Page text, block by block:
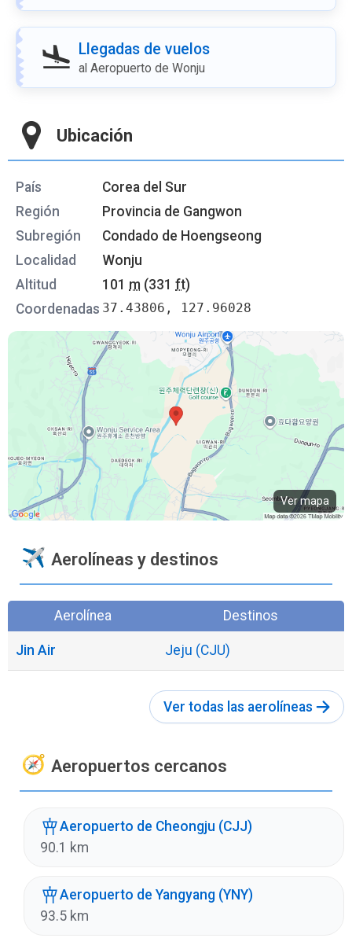
Llegadas de vuelos
al Aeropuerto de Wonju
Ubicación
País
Corea del Sur
Región
Provincia de Gangwon
Subregión
Condado de Hoengseong
Localidad
Wonju
Altitud
101 m (331 ft)
Coordenadas 37.43806, 127.96028
Ver mapa
Aerolíneas y destinos
Aerolínea Destinos
Jin Air Jeju (CJU)
Ver todas las aerolíneas
Aeropuertos cercanos
Aeropuerto de Cheongju (CJJ)
90.1 km
Aeropuerto de Yangyang (YNY)
93.5 km